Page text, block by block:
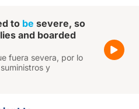
to be severe, so
and boarded
fuera severa, por lo
y